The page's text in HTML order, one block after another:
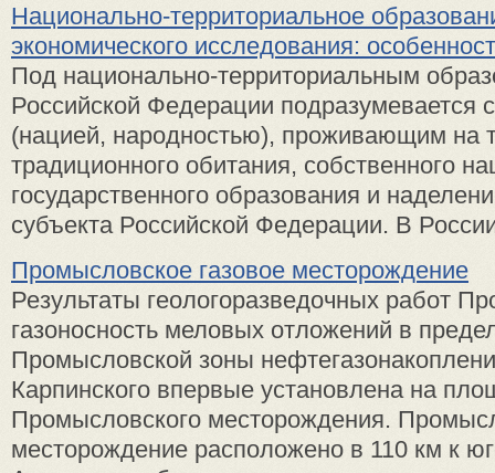
Национально-территориальное
экономического исследования:
Под национально-территориальным
Российской Федерации подразумевается
(нацией, народностью), проживающим на
традиционного обитания, собственного
государственного образования и
субъекта Российской Федерации. В
Промысловское газовое месторождение
Результаты геологоразведочных работ
газоносность меловых отложений в
Промысловской зоны
Карпинского впервые установлена на
Промысловского месторождения.
месторождение расположено в 110 км к